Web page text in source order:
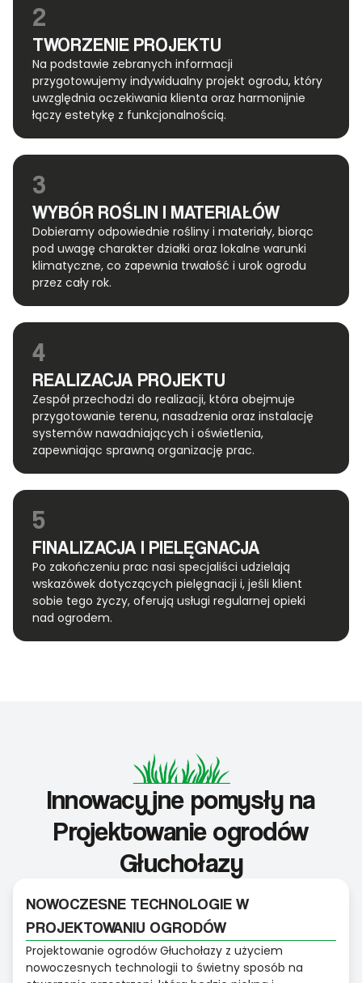
2
TWORZENIE PROJEKTU
Na podstawie zebranych informacji
przygotowujemy indywidualny projekt ogrodu, który
uwzględnia oczekiwania klienta oraz harmonijnie
łączy estetykę z funkcjonalnością.
3
WYBÓR ROŚLIN I MATERIAŁÓW
Dobieramy odpowiednie rośliny i materiały, biorąc
pod uwagę charakter działki oraz lokalne warunki
klimatyczne, co zapewnia trwałość i urok ogrodu
przez cały rok.
4
REALIZACJA PROJEKTU
Zespół przechodzi do realizacji, która obejmuje
przygotowanie terenu, nasadzenia oraz instalację
systemów nawadniających i oświetlenia,
zapewniając sprawną organizację prac.
5
FINALIZACJA I PIELĘGNACJA
Po zakończeniu prac nasi specjaliści udzielają
wskazówek dotyczących pielęgnacji i, jeśli klient
sobie tego życzy, oferują usługi regularnej opieki
nad ogrodem.
Innowacyjne pomysły na
Projektowanie ogrodów
Głuchołazy
NOWOCZESNE TECHNOLOGIE W
PROJEKTOWANIU OGRODÓW
Projektowanie ogrodów Głuchołazy z użyciem
nowoczesnych technologii to świetny sposób na